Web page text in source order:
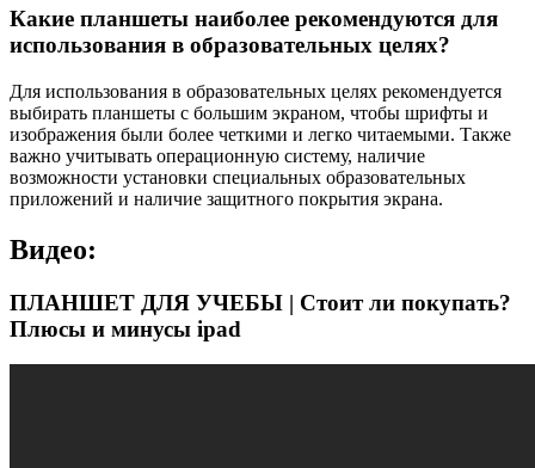
Какие планшеты наиболее рекомендуются для
использования в образовательных целях?
Для использования в образовательных целях рекомендуется
выбирать планшеты с большим экраном, чтобы шрифты и
изображения были более четкими и легко читаемыми. Также
важно учитывать операционную систему, наличие
возможности установки специальных образовательных
приложений и наличие защитного покрытия экрана.
Видео:
ПЛАНШЕТ ДЛЯ УЧЕБЫ | Стоит ли покупать?
Плюсы и минусы ipad